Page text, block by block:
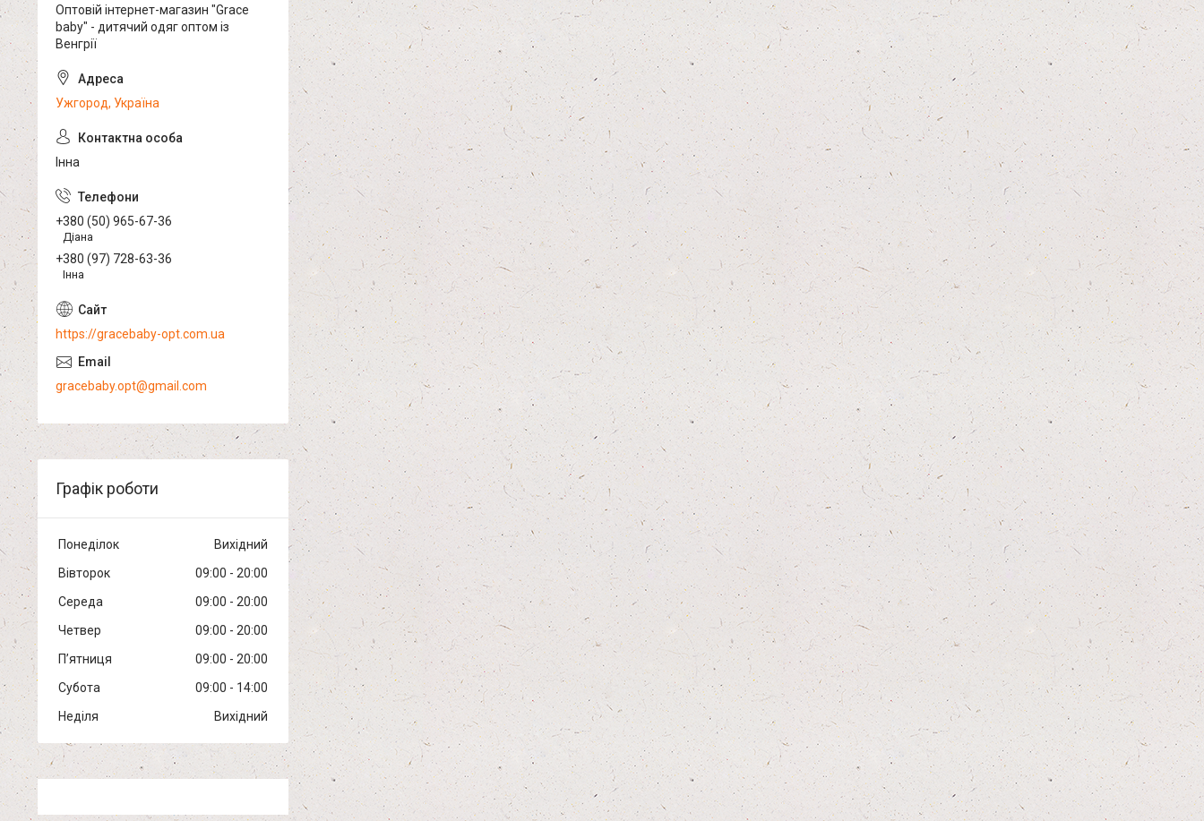
Оптовій інтернет-магазин "Grace
baby" - дитячий одяг оптом із
Венгрії
Ужгород, Україна
Інна
+380 (50) 965-67-36
Діана
+380 (97) 728-63-36
Інна
https://gracebaby-opt.com.ua
gracebaby.opt@gmail.com
Графік роботи
Понеділок
Вихідний
Вівторок
09:00
20:00
Середа
09:00
20:00
Четвер
09:00
20:00
Пʼятниця
09:00
20:00
Субота
09:00
14:00
Неділя
Вихідний